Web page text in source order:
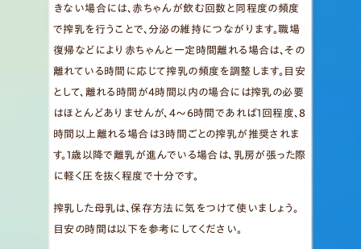
きない場合には、赤ちゃんが飲む回数と同程度の頻度
で搾乳を行うことで、分泌の維持につながります。職場
復帰などにより赤ちゃんと一定時間離れる場合は、その
離れている時間に応じて搾乳の頻度を調整します。目安
として、離れる時間が4時間以内の場合には搾乳の必要
はほとんどありませんが、4～6時間であれば1回程度、8
時間以上離れる場合は3時間ごとの搾乳が推奨されま
す。1歳以降で離乳が進んでいる場合は、乳房が張った際
に軽く圧を抜く程度で十分です。
搾乳した母乳は、保存方法に気をつけて使いましょう。
目安の時間は以下を参考にしてください。